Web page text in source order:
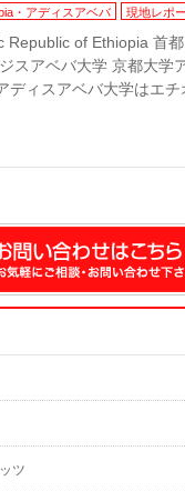
・アディスアベバ 現地レポ
Republic of Ethiopia 首
スアベバ大学 京都大学
ディスアベバ大学はエチ
ツ